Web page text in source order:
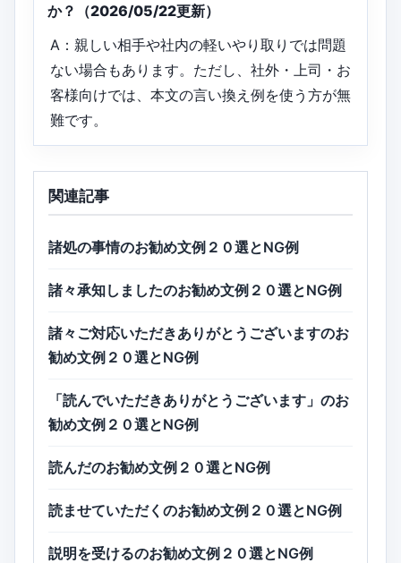
か？（2026/05/22更新）
A：親しい相手や社内の軽いやり取りでは問題
ない場合もあります。ただし、社外・上司・お
客様向けでは、本文の言い換え例を使う方が無
難です。
関連記事
諸処の事情のお勧め文例２０選とNG例
諸々承知しましたのお勧め文例２０選とNG例
諸々ご対応いただきありがとうございますのお
勧め文例２０選とNG例
「読んでいただきありがとうございます」のお
勧め文例２０選とNG例
読んだのお勧め文例２０選とNG例
読ませていただくのお勧め文例２０選とNG例
説明を受けるのお勧め文例２０選とNG例